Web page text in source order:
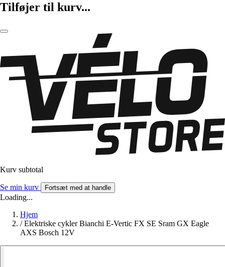
Tilføjer til kurv...
Kurv subtotal
Se min kurv Fortsæt med at handle
Loading...
Hjem
/ Elektriske cykler Bianchi E-Vertic FX SE Sram GX Eagle
AXS Bosch 12V